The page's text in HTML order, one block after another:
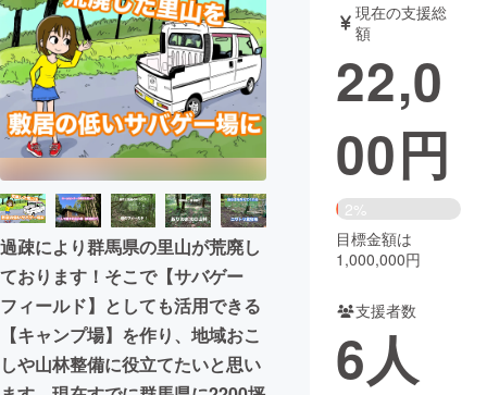
テクノロジー・ガジェット
映像・映画 書籍・雑誌
ビジネス・起業 チャレンジ
まちづくり・地域活性化
CAMPFIRE for Social Good
CAMPFIRE Creation
CAMPFIREふるさと納税machi-ya コミュニティ
過疎により群馬県の里山が荒廃し
ております！そこで【サバゲー
フィールド】としても活用できる
【キャンプ場】を作り、地域おこ
しや山林整備に役立てたいと思い
現在の支援総
額
22,0
00円
2%
目標金額は
1,000,000円
支援者数
6人